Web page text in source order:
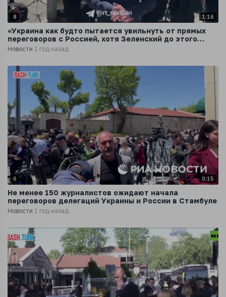
8 1:16
«Украина как будто пытается увильнуть от прямых
переговоров с Россией, хотя Зеленский до этого
утверждал обратное»
Новости 1 год назад
6 0:15
Не менее 150 журналистов ожидают начала
переговоров делегаций Украины и России в Стамбуле
Новости 1 год назад